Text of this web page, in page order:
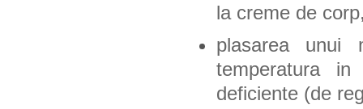
la creme de
plasarea unui
temperatura
deficiente (de